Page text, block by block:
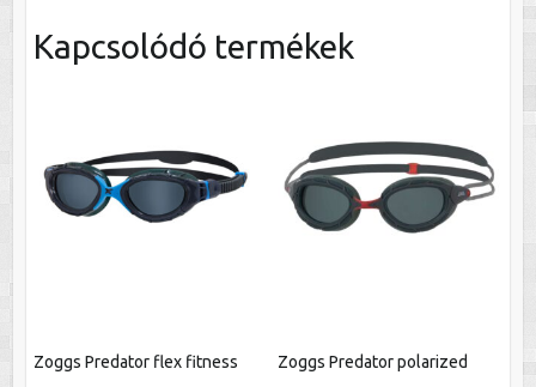
Kapcsolódó termékek
Zoggs Predator flex fitness Zoggs Predator polarized